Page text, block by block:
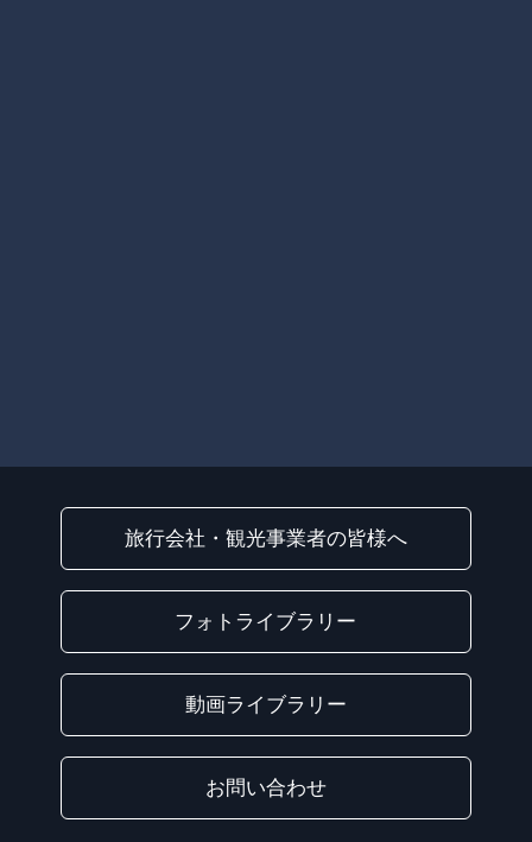
旅行会社・観光事業者の皆様へ
フォトライブラリー
動画ライブラリー
お問い合わせ